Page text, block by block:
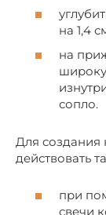
на 1,4
на
сопло.
Для создания
действовать
при
свечи